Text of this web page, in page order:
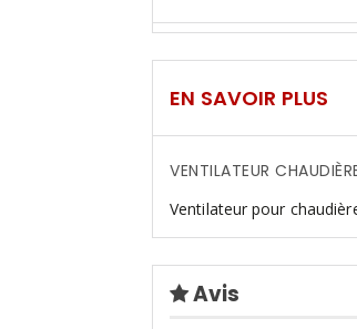
EN SAVOIR PLUS
VENTILATEUR
Ventilateur pour
Avis